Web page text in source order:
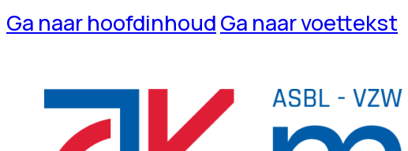
Ga naar hoofdinhoudGa naar voettekst